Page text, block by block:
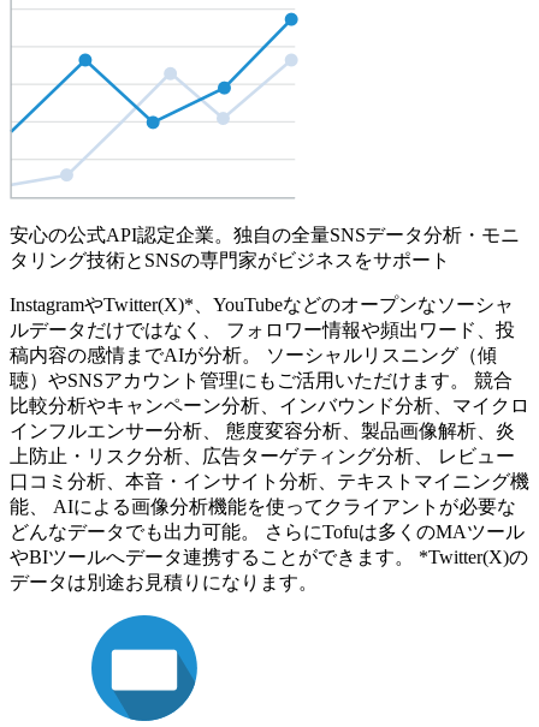
安心の公式API認定企業。独自の全量SNSデータ分析・モニ
タリング技術とSNSの専門家がビジネスをサポート
InstagramやTwitter(X)*、YouTubeなどのオープンなソーシャ
ルデータだけではなく、 フォロワー情報や頻出ワード、投
稿内容の感情までAIが分析。 ソーシャルリスニング（傾
聴）やSNSアカウント管理にもご活用いただけます。 競合
比較分析やキャンペーン分析、インバウンド分析、マイクロ
インフルエンサー分析、 態度変容分析、製品画像解析、炎
上防止・リスク分析、広告ターゲティング分析、 レビュー
口コミ分析、本音・インサイト分析、テキストマイニング機
能、 AIによる画像分析機能を使ってクライアントが必要な
どんなデータでも出力可能。 さらにTofuは多くのMAツール
やBIツールへデータ連携することができます。 *Twitter(X)の
データは別途お見積りになります。